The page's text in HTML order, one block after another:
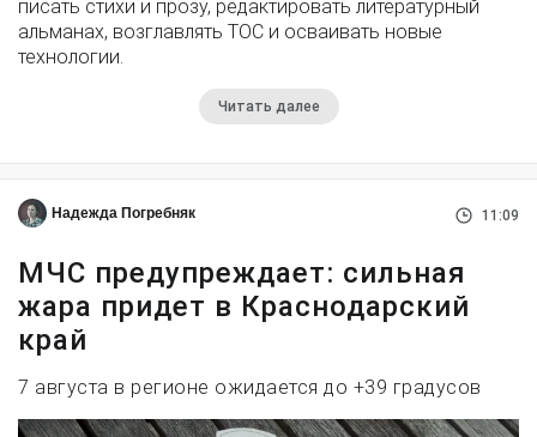
писать стихи и прозу, редактировать литературный
альманах, возглавлять ТОС и осваивать новые
технологии.
Читать далее
Надежда Погребняк 11:09
МЧС предупреждает: сильная
жара придет в Краснодарский
край
7 августа в регионе ожидается до +39 градусов